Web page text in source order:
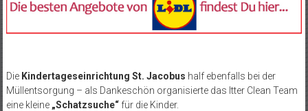
Die Kindertageseinrichtung St. Jacobus half ebenfalls bei der
Müllentsorgung – als Dankeschön organisierte das Itter Clean Team
eine kleine „Schatzsuche“für die Kinder.